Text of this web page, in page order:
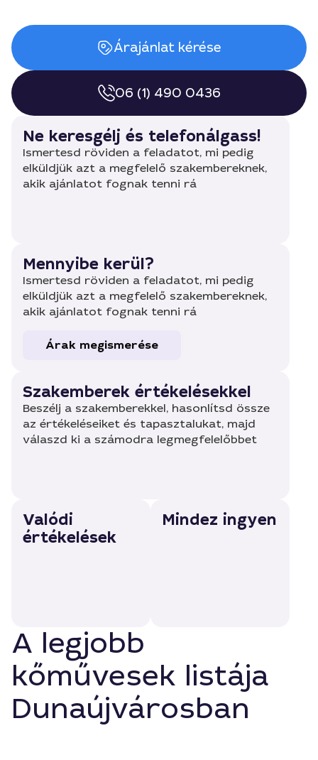
Árajánlat kérése
06 (1) 490 0436
Ne keresgélj és telefonálgass!
Ismertesd röviden a feladatot, mi pedig
elküldjük azt a megfelelő szakembereknek,
akik ajánlatot fognak tenni rá
Mennyibe kerül?
Ismertesd röviden a feladatot, mi pedig
elküldjük azt a megfelelő szakembereknek,
akik ajánlatot fognak tenni rá
Árak megismerése
Szakemberek értékelésekkel
Beszélj a szakemberekkel, hasonlítsd össze
az értékeléseiket és tapasztalukat, majd
válaszd ki a számodra legmegfelelőbbet
Valódi
értékelések
Mindez ingyen
A legjobb
kőművesek listája
Dunaújvárosban